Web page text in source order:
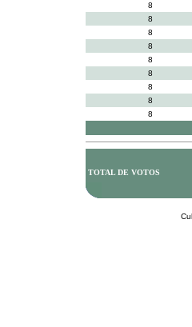
8
8
8
8
8
8
8
8
8
TOTAL DE VOTOS